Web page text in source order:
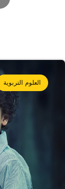
العلوم التربوية